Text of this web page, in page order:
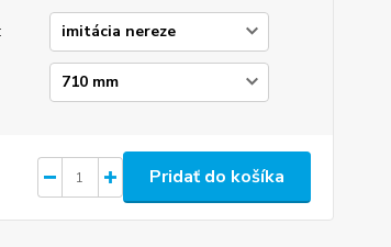
Pridať do košíka